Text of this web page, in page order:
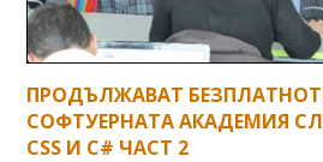
ПРОДЪЛЖАВАТ
СОФТУЕРНАТА АКАДЕМИЯ
CSS И C# ЧАСТ 2